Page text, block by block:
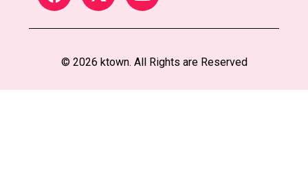
© 2026 ktown. All Rights are Reserved